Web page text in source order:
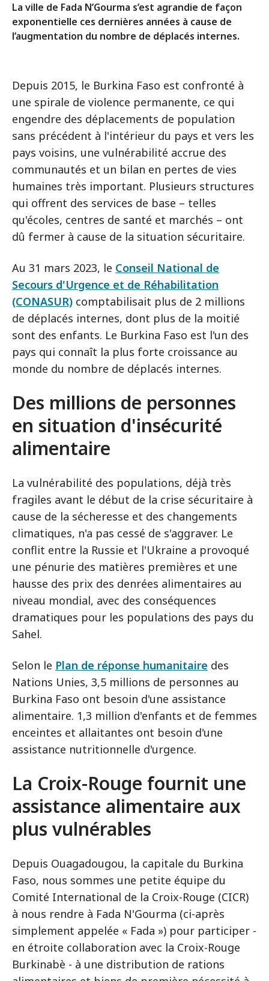
La ville de Fada N’Gourma s’est agrandie de façon
exponentielle ces dernières années à cause de
l’augmentation du nombre de déplacés internes.
Depuis 2015, le Burkina Faso est confronté à
une spirale de violence permanente, ce qui
engendre des déplacements de population
sans précédent à l'intérieur du pays et vers les
pays voisins, une vulnérabilité accrue des
communautés et un bilan en pertes de vies
humaines très important. Plusieurs structures
qui offrent des services de base – telles
qu'écoles, centres de santé et marchés – ont
dû fermer à cause de la situation sécuritaire.
Au 31 mars 2023, le Conseil National de
Secours d'Urgence et de Réhabilitation
(CONASUR) comptabilisait plus de 2 millions
de déplacés internes, dont plus de la moitié
sont des enfants. Le Burkina Faso est l'un des
pays qui connaît la plus forte croissance au
monde du nombre de déplacés internes.
Des millions de personnes
en situation d'insécurité
alimentaire
La vulnérabilité des populations, déjà très
fragiles avant le début de la crise sécuritaire à
cause de la sécheresse et des changements
climatiques, n'a pas cessé de s'aggraver. Le
conflit entre la Russie et l'Ukraine a provoqué
une pénurie des matières premières et une
hausse des prix des denrées alimentaires au
niveau mondial, avec des conséquences
dramatiques pour les populations des pays du
Sahel.
Selon le Plan de réponse humanitaire des
Nations Unies, 3,5 millions de personnes au
Burkina Faso ont besoin d'une assistance
alimentaire. 1,3 million d'enfants et de femmes
enceintes et allaitantes ont besoin d'une
assistance nutritionnelle d'urgence.
La Croix-Rouge fournit une
assistance alimentaire aux
plus vulnérables
Depuis Ouagadougou, la capitale du Burkina
Faso, nous sommes une petite équipe du
Comité International de la Croix-Rouge (CICR)
à nous rendre à Fada N'Gourma (ci-après
simplement appelée « Fada ») pour participer -
en étroite collaboration avec la Croix-Rouge
Burkinabè - à une distribution de rations